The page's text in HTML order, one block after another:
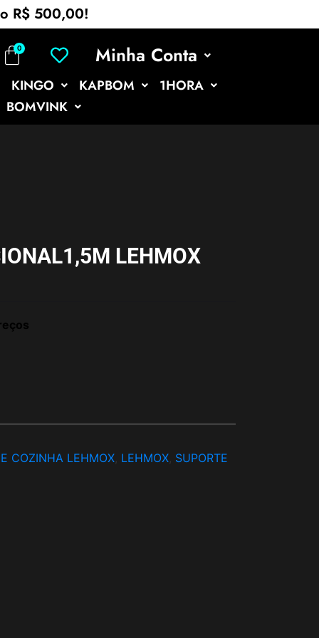
R$ 500,00!
Minha Conta
KINGO KAPBOM
1HORA
BOMVINK
LEHMOX
COZINHA LEHMOX, LEHMOX, SUPORTE